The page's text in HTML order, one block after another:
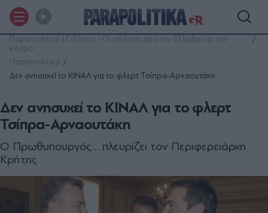
Παραπολιτικά | Ειδήσεις - Οι ειδήσεις από την Ελλάδα και τον
κόσμο
Παραπολιτικά
Δεν ανησυχεί το ΚΙΝΑΛ για το φλερτ Τσίπρα-Αρναουτάκη
Δεν ανησυχεί το ΚΙΝΑΛ για το φλερτ
Τσίπρα-Αρναουτάκη
Ο Πρωθυπουργός… πλευρίζει τον Περιφερειάρχη
Κρήτης